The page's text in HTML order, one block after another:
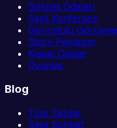
Sohbet Odaları
Sesli Konferans
Görüntülü Görüşme
Story Paylaşım
Kişisel Odalar
Oyunlar
Blog
Tüm Yazılar
Sesli Sohbet